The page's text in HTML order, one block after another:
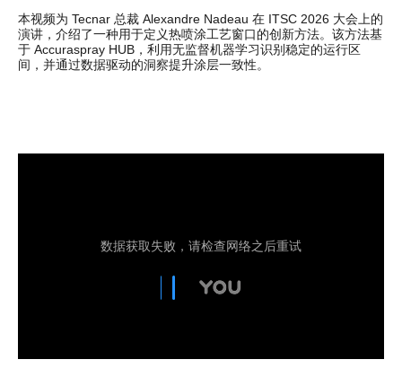
本视频为 Tecnar 总裁 Alexandre Nadeau 在 ITSC 2026 大会上的
演讲，介绍了一种用于定义热喷涂工艺窗口的创新方法。该方法基
于 Accuraspray HUB，利用无监督机器学习识别稳定的运行区
间，并通过数据驱动的洞察提升涂层一致性。